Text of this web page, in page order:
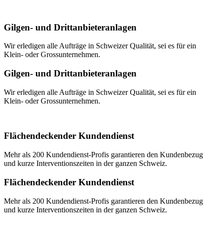
Gilgen- und Drittanbieteranlagen
Wir erledigen alle Aufträge in Schweizer Qualität, sei es für ein
Klein- oder Grossunternehmen.
Gilgen- und Drittanbieteranlagen
Wir erledigen alle Aufträge in Schweizer Qualität, sei es für ein
Klein- oder Grossunternehmen.
Flächendeckender Kundendienst
Mehr als 200 Kundendienst-Profis garantieren den Kundenbezug
und kurze Interventionszeiten in der ganzen Schweiz.
Flächendeckender Kundendienst
Mehr als 200 Kundendienst-Profis garantieren den Kundenbezug
und kurze Interventionszeiten in der ganzen Schweiz.